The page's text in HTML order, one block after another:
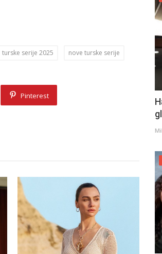
turske serije 2025 nove turske serije
Pinterest